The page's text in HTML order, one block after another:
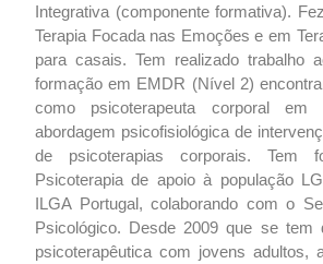
Integrativa (componente formativa).
Terapia Focada nas Emoções e em
para casais. Tem realizado trabalho
formação em EMDR (Nível 2)
como psicoterapeuta corporal em
abordagem psicofisiológica de
de psicoterapias corporais. Tem
Psicoterapia de apoio à população
ILGA Portugal, colaborando com o
Psicológico. Desde 2009 que se tem
psicoterapêutica com jovens adultos,